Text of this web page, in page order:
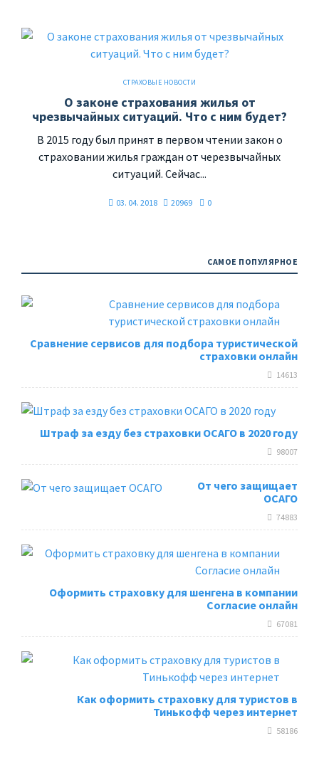
СТРАХОВЫЕ НОВОСТИ
О законе страхования жилья от
чрезвычайных ситуаций. Что с ним будет?
В 2015 году был принят в первом чтении закон о
страховании жилья граждан от черезвычайных
ситуаций. Сейчас...
03. 04. 2018 20969 0
САМОЕ ПОПУЛЯРНОЕ
Сравнение сервисов для подбора туристической
страховки онлайн
14613
Штраф за езду без страховки ОСАГО в 2020 году
98007
От чего защищает
ОСАГО
74883
Оформить страховку для шенгена в компании
Согласие онлайн
67081
Как оформить страховку для туристов в
Тинькофф через интернет
58186